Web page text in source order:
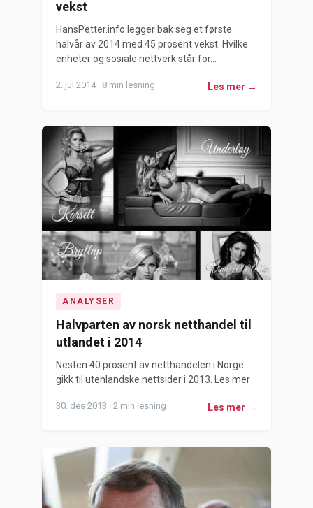
vekst
HansPetter.info legger bak seg et første
halvår av 2014 med 45 prosent vekst. Hvilke
enheter og sosiale nettverk står for...
2. jul 2014 · 8 min lesning Les mer →
ANALYSER
Halvparten av norsk netthandel til
utlandet i 2014
Nesten 40 prosent av netthandelen i Norge
gikk til utenlandske nettsider i 2013. Les mer
30. des 2013 · 2 min lesning Les mer →